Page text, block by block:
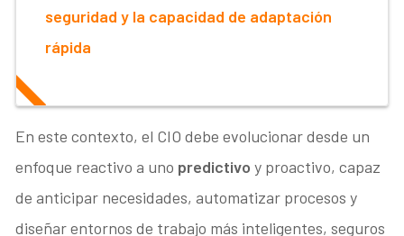
seguridad y la capacidad de adaptación
rápida
En este contexto, el CIO debe evolucionar desde un
enfoque reactivo a uno predictivoy proactivo, capaz
de anticipar necesidades, automatizar procesos y
diseñar entornos de trabajo más inteligentes, seguros